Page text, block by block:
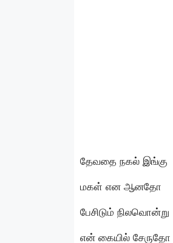
தேவதை நகல் இங்கு
மகள் என ஆனதோ
பேசிடும் நிலவொன்று
என் கையில் சேருதோ